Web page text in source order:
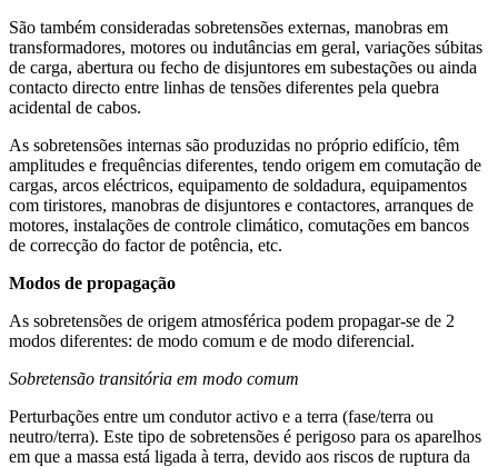
São também consideradas sobretensões externas, manobras em
transformadores, motores ou indutâncias em geral, variações súbitas
de carga, abertura ou fecho de disjuntores em subestações ou ainda
contacto directo entre linhas de tensões diferentes pela quebra
acidental de cabos.
As sobretensões internas são produzidas no próprio edifício, têm
amplitudes e frequências diferentes, tendo origem em comutação de
cargas, arcos eléctricos, equipamento de soldadura, equipamentos
com tiristores, manobras de disjuntores e contactores, arranques de
motores, instalações de controle climático, comutações em bancos
de correcção do factor de potência, etc.
Modos de propagação
As sobretensões de origem atmosférica podem propagar-se de 2
modos diferentes: de modo comum e de modo diferencial.
Sobretensão transitória em modo comum
Perturbações entre um condutor activo e a terra (fase/terra ou
neutro/terra). Este tipo de sobretensões é perigoso para os aparelhos
em que a massa está ligada à terra, devido aos riscos de ruptura da